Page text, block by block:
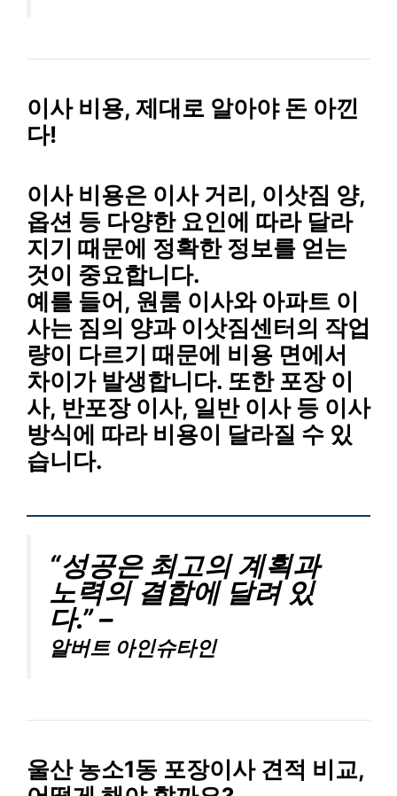
이사 비용, 제대로 알아야 돈 아낀
다!
이사 비용은 이사 거리, 이삿짐 양,
옵션 등 다양한 요인에 따라 달라
지기 때문에 정확한 정보를 얻는
것이 중요합니다.
예를 들어, 원룸 이사와 아파트 이
사는 짐의 양과 이삿짐센터의 작업
량이 다르기 때문에 비용 면에서
차이가 발생합니다. 또한 포장 이
사, 반포장 이사, 일반 이사등 이사
방식에 따라 비용이 달라질 수 있
습니다.
“성공은 최고의 계획과
노력의 결합에 달려 있
다.” –
알버트 아인슈타인
울산 농소1동 포장이사 견적 비교,